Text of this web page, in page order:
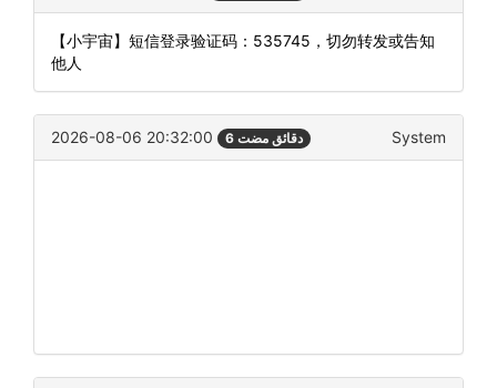
【小宇宙】短信登录验证码：535745，切勿转发或告知
他人
2026-08-06 20:32:00 6 دقائق مضت System